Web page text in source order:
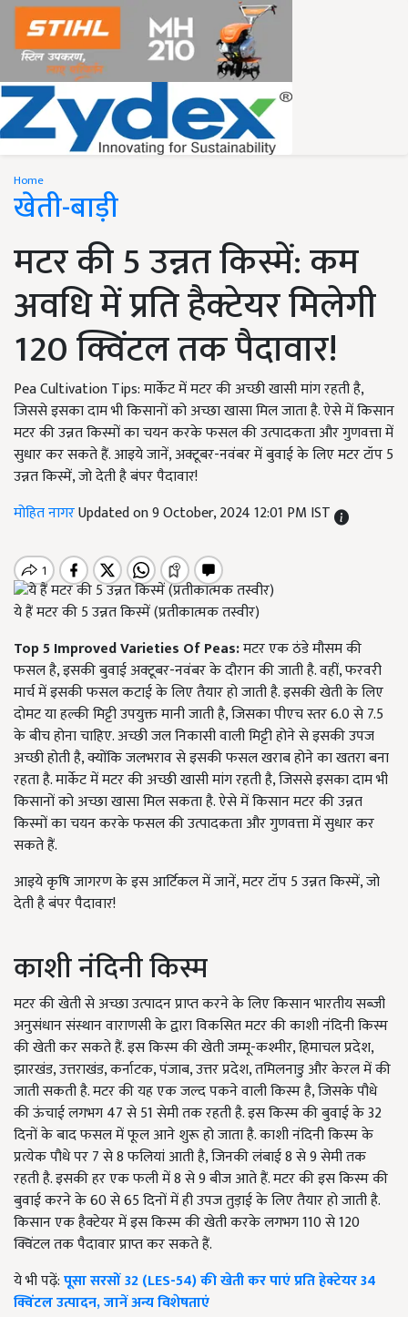
Home
खेती-बाड़ी
मटर की 5 उन्नत किस्में: कम
अवधि में प्रति हैक्टेयर मिलेगी
120 क्विंटल तक पैदावार!
Pea Cultivation Tips: मार्केट में मटर की अच्छी खासी मांग रहती है,
जिससे इसका दाम भी किसानों को अच्छा खासा मिल जाता है. ऐसे में किसान
मटर की उन्नत किस्मों का चयन करके फसल की उत्पादकता और गुणवत्ता में
सुधार कर सकते हैं. आइये जानें, अक्टूबर-नवंबर में बुवाई के लिए मटर टॉप 5
उन्नत किस्में, जो देती है बंपर पैदावार!
मोहित नागरUpdated on 9 October, 2024 12:01 PM IST
ये हैं मटर की 5 उन्नत किस्में (प्रतीकात्मक तस्वीर)
Top 5 Improved Varieties Of Peas:मटर एक ठंडे मौसम की
फसल है, इसकी बुवाई अक्टूबर-नवंबर के दौरान की जाती है. वहीं, फरवरी
मार्च में इसकी फसल कटाई के लिए तैयार हो जाती है. इसकी खेती के लिए
दोमट या हल्की मिट्टी उपयुक्त मानी जाती है, जिसका पीएच स्तर 6.0 से 7.5
के बीच होना चाहिए. अच्छी जल निकासी वाली मिट्टी होने से इसकी उपज
अच्छी होती है, क्योंकि जलभराव से इसकी फसल खराब होने का खतरा बना
रहता है. मार्केट में मटर की अच्छी खासी मांग रहती है, जिससे इसका दाम भी
किसानों को अच्छा खासा मिल सकता है. ऐसे में किसान मटर की उन्नत
किस्मों का चयन करके फसल की उत्पादकता और गुणवत्ता में सुधार कर
सकते हैं.
आइये कृषि जागरण के इस आर्टिकल में जानें, मटर टॉप 5 उन्नत किस्में, जो
देती है बंपर पैदावार!
काशी नंदिनी किस्म
मटर की खेती से अच्छा उत्पादन प्राप्त करने के लिए किसान भारतीय सब्जी
अनुसंधान संस्थान वाराणसी के द्वारा विकसित मटर की काशी नंदिनी किस्म
की खेती कर सकते हैं. इस किस्म की खेती जम्मू-कश्मीर, हिमाचल प्रदेश,
झारखंड, उत्तराखंड, कर्नाटक, पंजाब, उत्तर प्रदेश, तमिलनाडु और केरल में की
जाती सकती है. मटर की यह एक जल्द पकने वाली किस्म है, जिसके पौधे
की ऊंचाई लगभग 47 से 51 सेमी तक रहती है. इस किस्म की बुवाई के 32
दिनों के बाद फसल में फूल आने शुरू हो जाता है. काशी नंदिनी किस्म के
प्रत्येक पौधे पर 7 से 8 फलियां आती है, जिनकी लंबाई 8 से 9 सेमी तक
रहती है. इसकी हर एक फली में 8 से 9 बीज आते हैं. मटर की इस किस्म की
बुवाई करने के 60 से 65 दिनों में ही उपज तुड़ाई के लिए तैयार हो जाती है.
किसान एक हैक्टेयर में इस किस्म की खेती करके लगभग 110 से 120
क्विंटल तक पैदावार प्राप्त कर सकते हैं.
ये भी पढ़ें:पूसा सरसों 32 (LES-54) की खेती कर पाएं प्रति हेक्टेयर 34
क्विंटल उत्पादन, जानें अन्य विशेषताएं